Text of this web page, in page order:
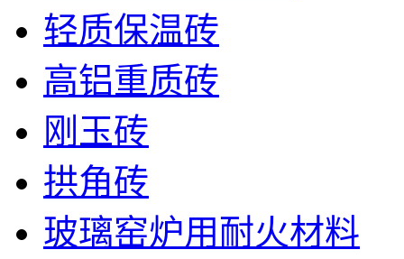
轻质保温砖
高铝重质砖
刚玉砖
拱角砖
玻璃窑炉用耐火材料